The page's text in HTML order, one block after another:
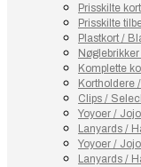
Prisskilte
Prisskilte
Plastkort /
Komplette
Kortholdere
Clips /
Yoyoer / Jojo
Lanyards /
Yoyoer /
Lanyards /